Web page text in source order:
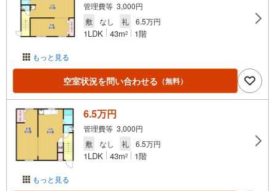
もっと見る
管理費等 3,000円
敷
なし 礼 6.5万円
1LDK 43m2 1階
空室状況を問い合わせる （無料）
もっと見る
6.5万円
管理費等 3,000円
敷
なし 礼 6.5万円
1LDK 43m2 1階